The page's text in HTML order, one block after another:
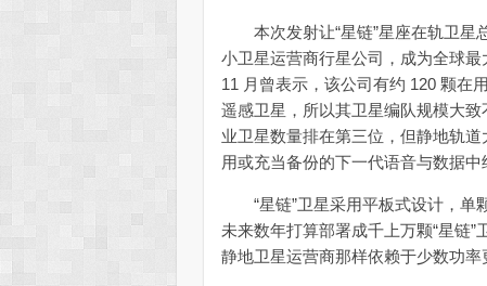
本次发射让“星链”星座在轨卫星
小卫星运营商行星公司，成为全球
11 月曾表示，该公司有约 120 颗在
遥感卫星，所以其卫星编队规模大
业卫星数量排在第三位，但静地轨
用或充当备份的下一代语音与数据中
“星链”卫星采用平板式设计，单
未来数年打算部署成千上万颗“星链
静地卫星运营商那样依赖于少数功率